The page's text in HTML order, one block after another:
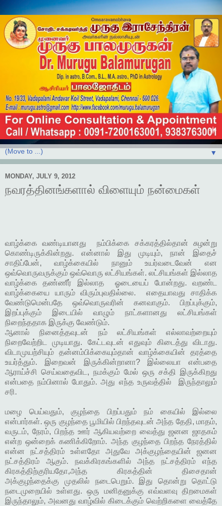
▼
MONDAY, JULY 9, 2012
நவரத்தினங்களால் விளையும் நன்மைகள்
வாழ்க்கை வண்டியானது நம்பிக்கை சக்கரத்தில்தான் சுழன்று
கொண்டிருக்கின்றது. என்னால் இது முடியும், நான் இதைச்
சாதிப்பேன், வாழ்க்கையில் நானும் உயர்வடைவேன் என
ஒவ்வொருவருக்கும் ஒவ்வொரு லட்சியங்கள். லட்சியங்கள் இல்லாத
வாழ்க்கை தண்ணீர் இல்லாத ஓடையைப் போன்றது. வறண்ட
வாழ்க்கையை யாரும் விரும்புவதில்லை. எதையாவது சாதிக்க
வேண்டுமென்பதே ஒவ்வொருவரின் கனவாகும். பிறப்புக்கும்,
இறப்புக்கும் இடையில் வாழும் நாட்களானது லட்சியங்கள்
நிறைந்ததாக இருக்கு வேண்டும்.
ஆனால் நினைத்தவுடன் நம் லட்சியங்கள் எல்லாவற்றையும்
நிறைவேற்றிட முடியாது. கேட்டவுடன் எதுவும் கிடைத்து விடாது.
விடாமுயற்சியும் தன்னம்பிக்கையும்தான் வாழ்க்கையின் தரத்தை
உயர்த்தும். இறைவன் இருக்கின்றானா? இல்லையா என்பதை
ஆராய்ச்சி செய்வதைவிட, நமக்கும் மேல் ஒரு சக்தி இருக்கிறது
என்பதை நம்பினால் போதும். அது எந்த உருவத்தில் இருந்தாலும்
சரி.
மழை பெய்வதும், குழந்தை பிறப்பதும் நம் கையில் இல்லை
என்பார்கள். ஒரு குழந்தை பூமியில் பிறந்தவுடன் அந்த தேதி, மாதம்,
வருடம், நேரம், பிறந்த ஊர் ஆகியவற்றை வைத்து ஜனன ஜாதகம்
என்ற ஒன்றைக் கணிக்கிறோம். அந்த குழந்தை பிறந்த நேரத்தில்
என்ன நட்சத்திரம் உள்ளதோ அதுவே அக்குழந்தையின் ஜனன
நட்சத்திரம் ஆகும். நவக்கிரகங்களில் அந்த நட்சத்திரம் எந்த
கிரகத்திற்குரியதோ,அந்த கிரகத்தின் திசைதான்
அக்குழந்தைக்கு முதலில் நடைபெறும். இது தொன்று தொட்டு
நடைமுறையில் உள்ளது. ஒரு மனிதனுக்கு எவ்வளவு திறமைகள்
இருந்தாலும், அவனது வாழ்வில் கிடைக்கும் வெற்றிகளை வைத்தே